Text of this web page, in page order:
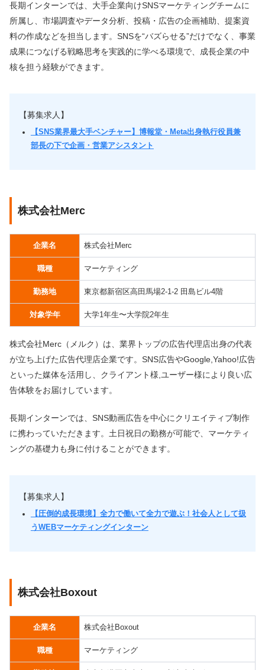
長期インターンでは、大手企業向けSNSマーケティングチームに
所属し、市場調査やデータ分析、投稿・広告の企画補助、提案資
料の作成などを担当します。SNSを“バズらせる”だけでなく、事業
成果につなげる戦略思考を実践的に学べる環境で、成長企業の中
核を担う経験ができます。
【募集求人】
【SNS業界最大手ベンチャー】博報堂・Meta出身執行役員兼
部長の下で企画・営業アシスタント
株式会社Merc
企業名 株式会社Merc
職種 マーケティング
勤務地 東京都新宿区高田馬場2-1-2 田島ビル4階
対象学年 大学1年生〜大学院2年生
株式会社Merc（メルク）は、業界トップの広告代理店出身の代表
が立ち上げた広告代理店企業です。SNS広告やGoogle,Yahoo!広告
といった媒体を活用し、クライアント様,ユーザー様により良い広
告体験をお届けしています。
長期インターンでは、SNS動画広告を中心にクリエイティブ制作
に携わっていただきます。土日祝日の勤務が可能で、マーケティ
ングの基礎力も身に付けることができます。
【募集求人】
【圧倒的成長環境】全力で働いて全力で遊ぶ！社会人として扱
うWEBマーケティングインターン
株式会社Boxout
企業名 株式会社Boxout
職種 マーケティング